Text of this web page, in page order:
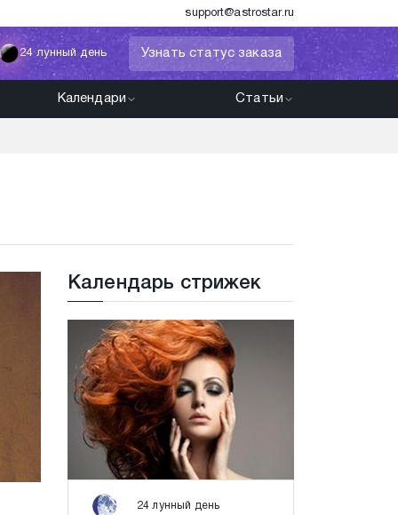
support@astrostar.ru
24 лунный день Узнать статус заказа
Календари Статьи
Календарь стрижек
24 лунный день